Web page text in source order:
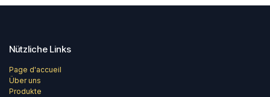
Nützliche Links
Page d'accueil
Über uns
Produkte